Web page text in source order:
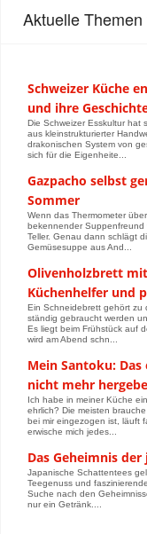
Aktuelle
Schweizer Küche
und ihre
Die Schweizer Esskultur hat
aus kleinstrukturierter
drakonischen System von
sich für die Eigenheite...
Gazpacho selbst
Sommer
Wenn das Thermometer
bekennender
Teller. Genau dann schlägt
Gemüsesuppe aus And...
Olivenholzbrett
Küchenhelfer und
Ein Schneidebrett gehört zu
ständig gebraucht werden
Es liegt beim Frühstück auf
wird am Abend schn...
Mein Santoku: Das
nicht mehr hergebe
Ich habe in meiner Küche
ehrlich? Die meisten
bei mir eingezogen ist, läuft
erwische mich jedes...
Das Geheimnis
Japanische Schattentees
Teegenuss und
Suche nach den
nur ein Getränk....